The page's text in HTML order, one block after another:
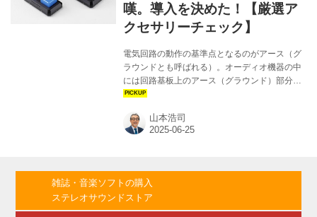
嘆。導入を決めた！【厳選ア
クセサリーチェック】
電気回路の動作の基準点となるのがアース（グ
ラウンドとも呼ばれる）。オーディオ機器の中
には回路基板上のアース（グラウンド）部分に
信号を落とし、アースの面積や形を吟味して電
路基板からグラウンド線を引き出してシャーシ
（筐体）に落としている製品のほうが多い。面
のが「仮想アース」。オーディオ機器とケーブ
ルで繋ぐことでグラウンド電位を安定させてノ
山本浩司
雑誌・音楽ソフトの購入
ステレオサウンドストア